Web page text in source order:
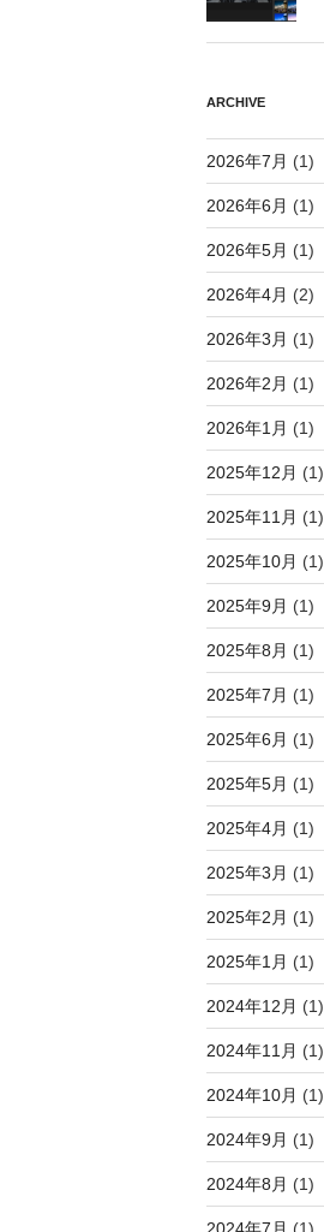
ARCHIVE
2026年7月 (1)
2026年6月 (1)
2026年5月 (1)
2026年4月 (2)
2026年3月 (1)
2026年2月 (1)
2026年1月 (1)
2025年12月 (1)
2025年11月 (1)
2025年10月 (1)
2025年9月 (1)
2025年8月 (1)
2025年7月 (1)
2025年6月 (1)
2025年5月 (1)
2025年4月 (1)
2025年3月 (1)
2025年2月 (1)
2025年1月 (1)
2024年12月 (1)
2024年11月 (1)
2024年10月 (1)
2024年9月 (1)
2024年8月 (1)